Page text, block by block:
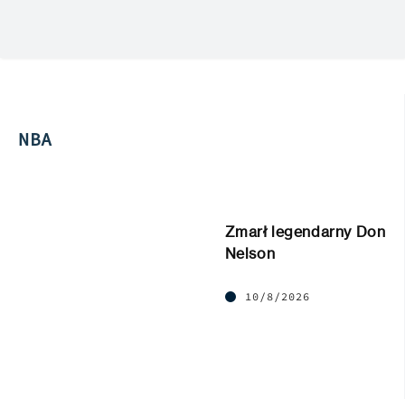
NBA
Zmarł legendarny Don
Nelson
10/8/2026